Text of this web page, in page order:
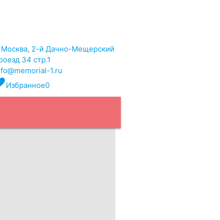
Москва, 2-й Дачно-Мещерский
34 стр.1
1.ru
Избранное0